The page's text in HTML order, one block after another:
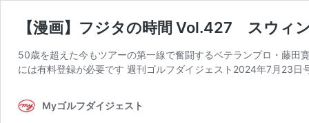
【漫画】フジタの時間 Vol.427 スウィ
50歳を超えた今もツアーの第一線で奮闘するベテランプロ・藤田
には有料登録が必要です 週刊ゴルフダイジェスト2024年7月23日
Myゴルフダイジェスト